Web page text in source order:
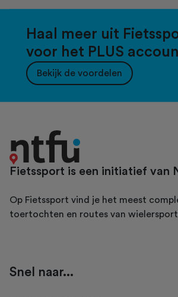
Haal meer uit
voor het PLUS
Bekijk de voordelen
Fietssport is een initiatief van
Op Fietssport vind je het meest
toertochten en routes van
Snel naar...